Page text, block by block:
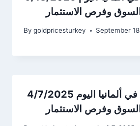
وفرص الاستثمار
By goldpricesturkey September
أسعار الذهب في ألمانيا اليوم 4/7/2025
وفرص الاستثمار